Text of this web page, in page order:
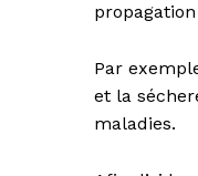
Par
et la
maladies.